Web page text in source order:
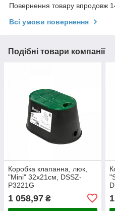
Повернення товару впродовж
Всі умови повернення
Подібні товари компанії
Коробка клапанна, люк,
"Mini" 32х21см, DSSZ-
P3221G
1 058,97 ₴